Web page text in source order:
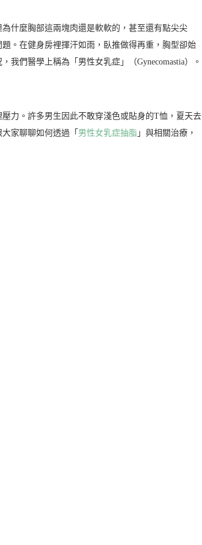
什麼胸部這兩塊肉還是軟軟的，甚至還有點尖尖
。在健身房裡揮汗如雨，臥推做得再重，胸型卻始
們醫學上稱為「男性女乳症」（Gynecomastia）。
力。許多男生因此不敢穿淺色或貼身的T恤，夏天去
家聊聊如何透過「 男性女乳症抽脂 」與相關治療，